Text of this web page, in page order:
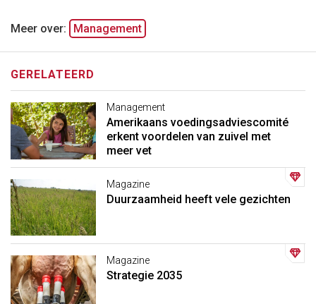
Meer over: Management
GERELATEERD
Management
Amerikaans voedingsadviescomité
erkent voordelen van zuivel met
meer vet
Magazine
Duurzaamheid heeft vele gezichten
Magazine
Strategie 2035